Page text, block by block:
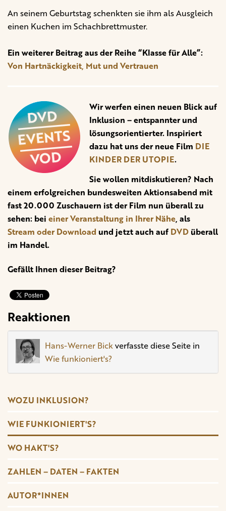
An seinem Geburtstag schenkten sie ihm als Ausgleich
einen Kuchen im Schachbrettmuster.
Ein weiterer Beitrag aus der Reihe “Klasse für Alle”:
Von Hartnäckigkeit, Mut und Vertrauen
Wir werfen einen neuen Blick auf
Inklusion – entspannter und
lösungsorientierter. Inspiriert
dazu hat uns der neue Film DIE
KINDER DER UTOPIE.
Sie wollen mitdiskutieren? Nach
einem erfolgreichen bundesweiten Aktionsabend mit
fast 20.000 Zuschauern ist der Film nun überall zu
sehen: bei einer Veranstaltung in Ihrer Nähe, als
Stream oder Download und jetzt auch auf DVD überall
im Handel.
Gefällt Ihnen dieser Beitrag?
Reaktionen
Hans-Werner Bickverfasste diese Seite in
Wie funkioniert's?
WOZU INKLUSION?
WIE FUNKIONIERT'S?
WO HAKT'S?
ZAHLEN – DATEN – FAKTEN
AUTOR*INNEN